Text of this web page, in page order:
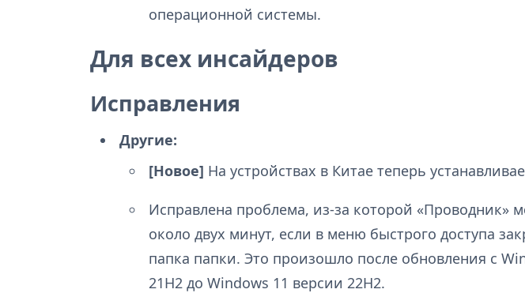
операционной системы.
Для всех инсайдеров
Исправления
Другие:
[Новое] На устройствах в Китае теперь
Исправлена проблема, из-за которой «Проводник»
около двух минут, если в меню быстрого доступа
папка папки. Это произошло после обновления с
21H2 до Windows 11 версии 22H2.